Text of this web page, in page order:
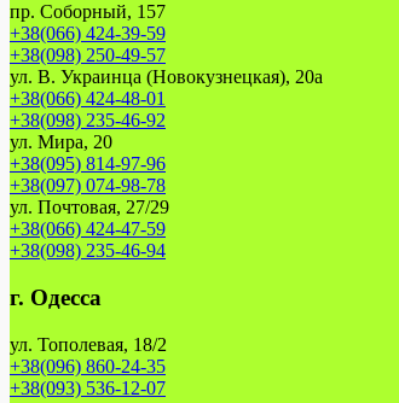
пр. Соборный, 157
+38(066) 424-39-59
+38(098) 250-49-57
ул. В. Украинца (Новокузнецкая), 20а
+38(066) 424-48-01
+38(098) 235-46-92
ул. Мира, 20
+38(095) 814-97-96
+38(097) 074-98-78
ул. Почтовая, 27/29
+38(066) 424-47-59
+38(098) 235-46-94
г. Одесса
ул. Тополевая, 18/2
+38(096) 860-24-35
+38(093) 536-12-07